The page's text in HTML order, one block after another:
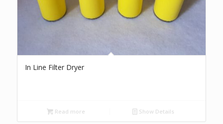
In Line Filter Dryer
Read more Show Details